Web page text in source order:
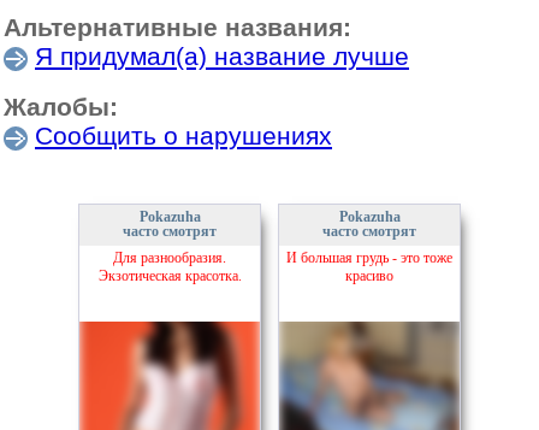
Альтернативные названия:
Я придумал(а) название лучше
Жалобы:
Сообщить о нарушениях
Pokazuha
часто смотрят
Для разнообразия.
Экзотическая красотка.
Pokazuha
часто смотрят
И большая грудь - это тоже
красиво